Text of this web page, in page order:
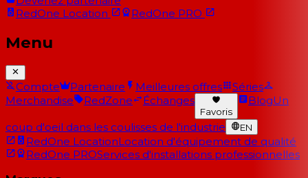
RedOne Location RedOne PRO
Menu
Compte Partenaire Meilleures offres
Séries
Merchandise
RedZone Échanges
Favoris
BlogUn
coup d'oeil dans les coulisses de l'industrie EN
RedOne LocationLocation d'équipement de qualité
RedOne PROServices d'installations professionnelles